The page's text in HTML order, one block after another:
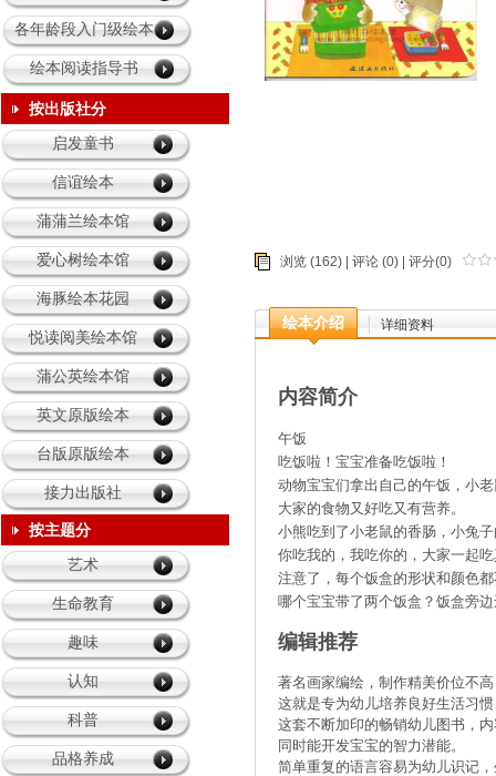
浏览 (162) | 评论 (0) | 评分(0)
绘本介绍 详细资料
内容简介
午饭
吃饭啦！宝宝准备吃饭啦！
动物宝宝们拿出自己的午饭，小
大家的食物又好吃又有营养。
小熊吃到了小老鼠的香肠，小兔
你吃我的，我吃你的，大家一起
注意了，每个饭盒的形状和颜色
哪个宝宝带了两个饭盒？饭盒旁
编辑推荐
著名画家编绘，制作精美价位不
这就是专为幼儿培养良好生活习
这套不断加印的畅销幼儿图书，
同时能开发宝宝的智力潜能。
简单重复的语言容易为幼儿识记
各年龄段入门级绘本
绘本阅读指导书
育儿的我
童年乐园
按出版社分
启发童书
信谊绘本
蒲蒲兰绘本馆
爱心树绘本馆
海豚绘本花园
悦读阅美绘本馆
蒲公英绘本馆
英文原版绘本
台版原版绘本
接力出版社
按主题分
艺术
生命教育
趣味
认知
科普
品格养成